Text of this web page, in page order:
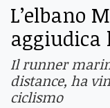
L’elbano
aggiudica
Il runner
distance, ha
ciclismo